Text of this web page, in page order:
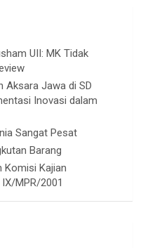
UII: MK Tidak
Aksara Jawa di SD
Inovasi dalam
Sangat Pesat
Barang
Komisi Kajian
MPR/2001